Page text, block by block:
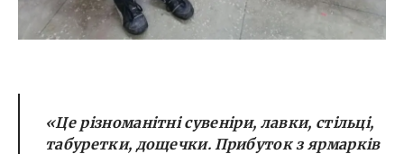
«Це різноманітні сувеніри, лавки, стільці,
табуретки, дощечки. Прибуток з ярмарків